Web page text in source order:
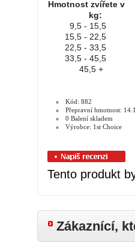
Hmotnost
kg:
9,5 - 15,5
15,5 - 22,5
22,5 - 33,5
33,5 - 45,5
45,5 +
Kód: 882
Přepravní hmotnost:
0 Balení skladem
Výrobce: 1st Choice
Tento produkt
Zákaznící,